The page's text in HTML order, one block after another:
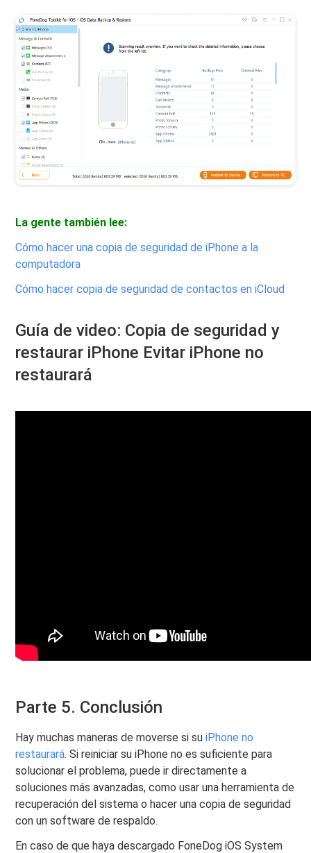
La gente también lee:
Cómo hacer una copia de seguridad de iPhone a la
computadora
Cómo hacer copia de seguridad de contactos en iCloud
Guía de video: Copia de seguridad y
restaurar iPhone Evitar iPhone no
restaurará
Parte 5. Conclusión
Hay muchas maneras de moverse si suiPhone no
restaurará. Si reiniciar su iPhone no es suficiente para
solucionar el problema, puede ir directamente a
soluciones más avanzadas, como usar una herramienta de
recuperación del sistema o hacer una copia de seguridad
con un software de respaldo.
En caso de que haya descargado FoneDog iOS System